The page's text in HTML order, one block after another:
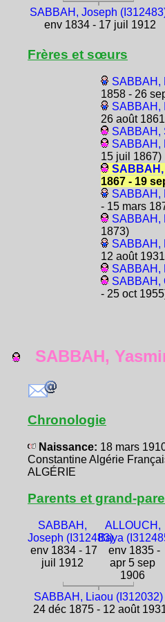
SABBAH, Joseph
env 1834 - 17 juil 1912
Frères et sœurs
SABBAH,
1858 - 26
SABBAH,
26 août
SABBAH,
SABBAH,
15 juil 1867)
SABBAH,
1867 - 19
SABBAH,
- 15 mars
SABBAH,
1873)
SABBAH,
12 août
SABBAH,
SABBAH,
- 25 oct
SABBAH,
Chronologie
Naissance: 18 mars
Constantine Algérie
ALGÉRIE
Parents et grand-
SABBAH,
Joseph (I312483)
env 1834 - 17
juil 1912
ALLOUCH,
Baya
env 1835 -
apr 5 sep
1906
SABBAH, Liaou (I312032)
24 déc 1875 - 12 août